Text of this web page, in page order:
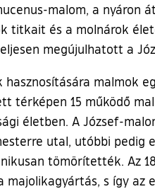
malom, a nyáron
titkait és a molnárok
megújulhatott a
hasznosítására malmok
térképen 15 működő
életben. A József-
utal, utóbbi pedig
tömörítették. Az
majolikagyártás, s így az